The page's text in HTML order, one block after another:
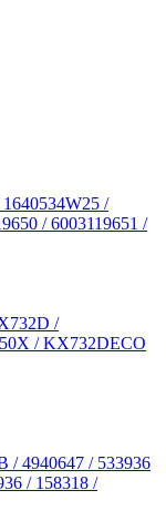
/
/ 6003119651 /
/
/ KX732DECO
/ 4940647 / 533936
/ 158318 /